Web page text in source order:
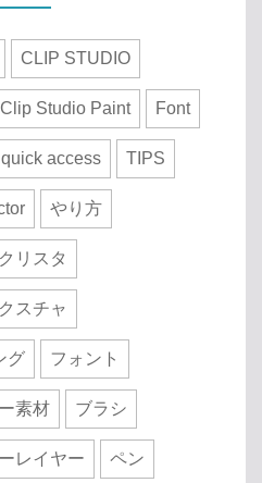
CLIP STUDIO
Clip Studio Paint Font
quick access TIPS
やり方
クリスタ
スチャ
グ フォント
素材 ブラシ
レイヤー ペン